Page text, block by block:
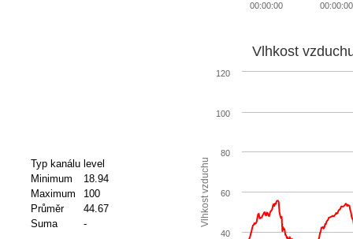
00:00:00 00:00:00
Typ kanálu level
Minimum
18.94
Maximum
100
Průměr
44.67
Suma
- Vlhkost vzduchu
Vlhkost
40
60
80
100
120